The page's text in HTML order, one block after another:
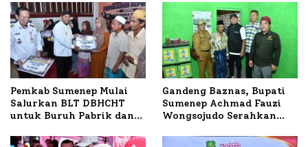
Terbakar
Sumenep Tinjau Langsung
Budidaya Lele dan Ayam
Petelur di Desa Bataal
Timur
Pemkab Sumenep Mulai
Salurkan BLT DBHCHT
untuk Buruh Pabrik dan
Gandeng Baznas, Bupati
Sumenep Achmad Fauzi
Wongsojudo Serahkan
Dua Kecamatan